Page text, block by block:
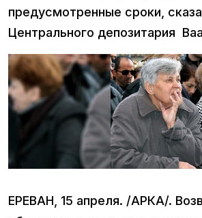
предусмотренные сроки,
Центрального депозитария
ЕРЕВАН, 15 апреля. /АРКА/.